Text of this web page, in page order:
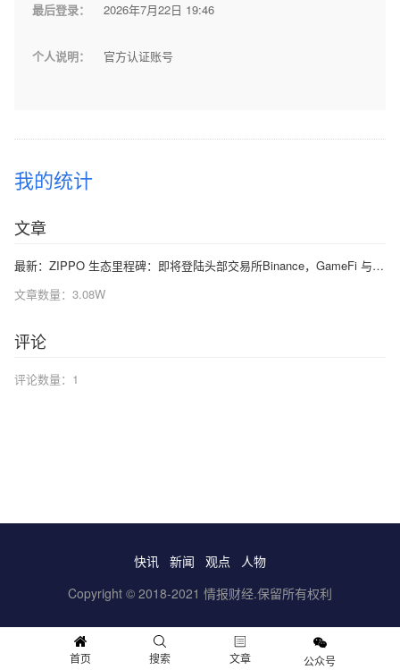
最后登录： 2026年7月22日 19:46
个人说明： 官方认证账号
我的统计
文章
最新：ZIPPO 生态里程碑：即将登陆头部交易所Binance，GameFi 与通缩模型开启价值飞轮
文章数量：3.08W
评论
评论数量： 1
快讯 新闻 观点
人物
Copyright © 2018-2021 情报财经.保留所有权利
首页 搜索 文章 公众号